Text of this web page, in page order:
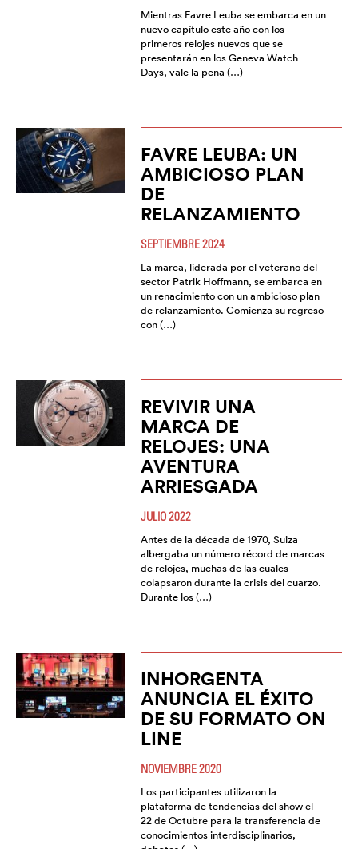
Mientras Favre Leuba se embarca en un
nuevo capítulo este año con los
primeros relojes nuevos que se
presentarán en los Geneva Watch
Days, vale la pena (…)
FAVRE LEUBA: UN
AMBICIOSO PLAN
DE
RELANZAMIENTO
SEPTIEMBRE 2024
La marca, liderada por el veterano del
sector Patrik Hoffmann, se embarca en
un renacimiento con un ambicioso plan
de relanzamiento. Comienza su regreso
con (…)
REVIVIR UNA
MARCA DE
RELOJES: UNA
AVENTURA
ARRIESGADA
JULIO 2022
Antes de la década de 1970, Suiza
albergaba un número récord de marcas
de relojes, muchas de las cuales
colapsaron durante la crisis del cuarzo.
Durante los (…)
INHORGENTA
ANUNCIA EL ÉXITO
DE SU FORMATO ON
LINE
NOVIEMBRE 2020
Los participantes utilizaron la
plataforma de tendencias del show el
22 de Octubre para la transferencia de
conocimientos interdisciplinarios,